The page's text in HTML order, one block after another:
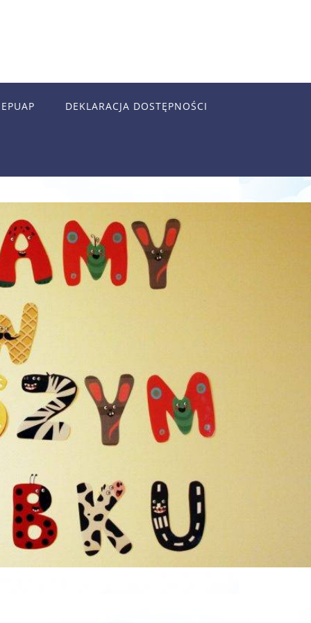
EPUAP DEKLARACJA DOSTĘPNOŚCI